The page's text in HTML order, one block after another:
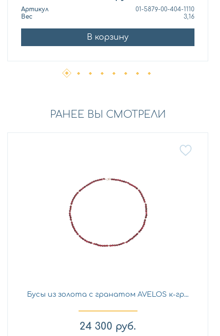
Артикул
01-5879-00-404-1110
Вес
3,16
В корзину
РАНЕЕ ВЫ СМОТРЕЛИ
Бусы из золота с гранатом AVELOS к-гр...
24 300 руб.